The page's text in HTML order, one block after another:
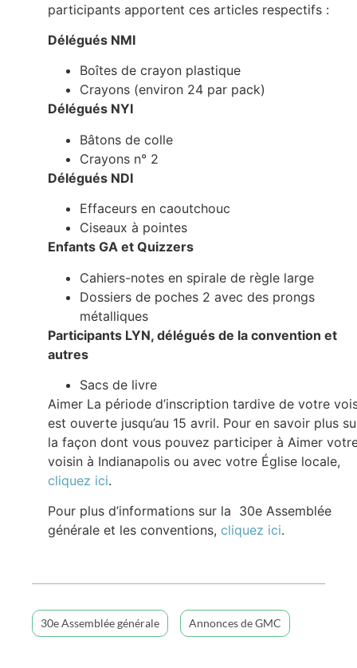
participants apportent ces articles respectifs :
Délégués NMI
Boîtes de crayon plastique
Crayons (environ 24 par pack)
Délégués NYI
Bâtons de colle
Crayons n° 2
Délégués NDI
Effaceurs en caoutchouc
Ciseaux à pointes
Enfants GA et Quizzers
Cahiers-notes en spirale de règle large
Dossiers de poches 2 avec des prongs
métalliques
Participants LYN, délégués de la convention et
autres
Sacs de livre
Aimer La période d’inscription tardive de votre
est ouverte jusqu’au 15 avril. Pour en savoir plus
la façon dont vous pouvez participer à Aimer
voisin à Indianapolis ou avec votre Église locale,
cliquez ici.
Pour plus d’informations sur la 30e Assemblée
générale et les conventions, cliquez ici.
30e Assemblée générale Annonces de GMC